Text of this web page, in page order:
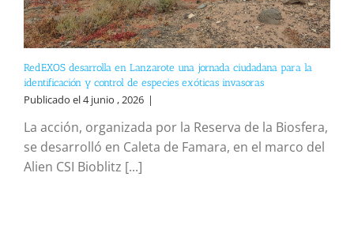
RedEXOS desarrolla en Lanzarote una jornada ciudadana para la
identificación y control de especies exóticas invasoras
Publicado el 4 junio , 2026 |
La acción, organizada por la Reserva de la Biosfera,
se desarrolló en Caleta de Famara, en el marco del
Alien CSI Bioblitz [...]